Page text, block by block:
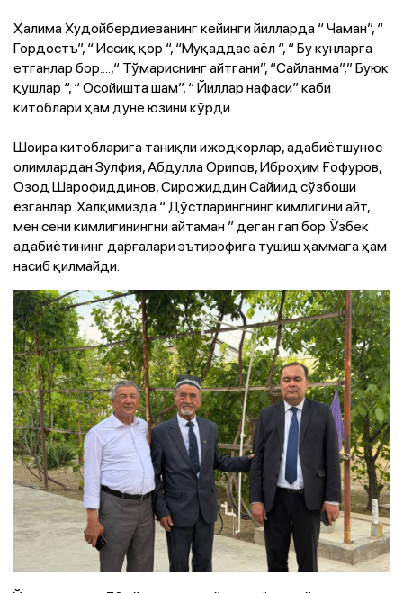
Ҳалима Худойбердиеванинг кейинги йилларда “ Чаман”, “
Гордостъ”, “ Иссиқ қор “, “Муқаддас аёл “, “ Бу кунларга
етганлар бор....,“ Тўмариснинг айтгани”, “Сайланма”,” Буюк
қушлар “, “ Осойишта шам”, “ Йиллар нафаси” каби
китоблари ҳам дунё юзини кўрди.
Шоира китобларига таниқли ижодкорлар, адабиётшунос
олимлардан Зулфия, Абдулла Орипов, Иброҳим Ғофуров,
Озод Шарофиддинов, Сирожиддин Сайиид сўзбоши
ёзганлар. Халқимизда “ Дўстларингнинг кимлигини айт,
мен сени кимлигинингни айтаман ” деган гап бор. Ўзбек
адабиётининг дарғалари эътирофига тушиш ҳаммага ҳам
насиб қилмайди.